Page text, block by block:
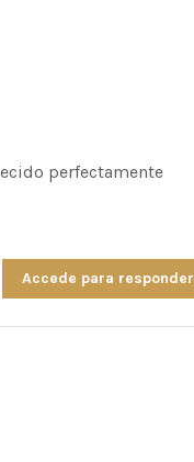
perfectamente
Accede para responder